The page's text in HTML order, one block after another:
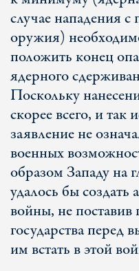
случае нападения
оружия)
положить конец
ядерного
Поскольку
скорее всего, и
заявление не
военных
образом Западу на
удалось бы
войны, не поставив
государства перед
им встать в этой